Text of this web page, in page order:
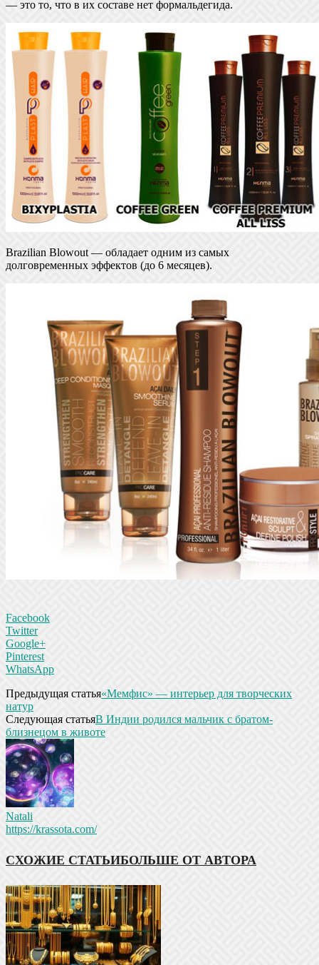
— это то, что в их составе нет формальдегида.
Brazilian Blowout — обладает одним из самых
долговременных эффектов (до 6 месяцев).
Facebook
Twitter
Google+
Pinterest
WhatsApp
Предыдущая статья«Мемфис» — интерьер для творческих
натур
Следующая статьяВ Индии родился мальчик с братом-
близнецом в животе
Natali
https://krassota.com/
СХОЖИЕ СТАТЬИБОЛЬШЕ ОТ АВТОРА